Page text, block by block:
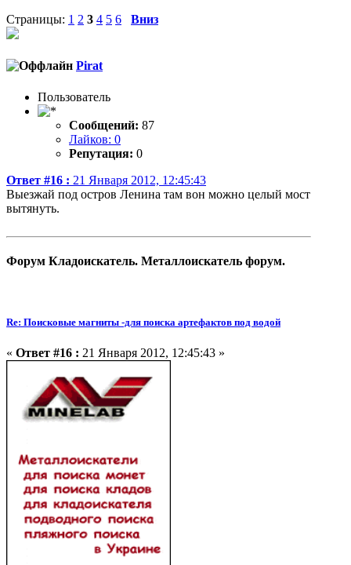
Страницы: 1 2 3 4 5 6 Вниз
Pirat
Пользователь
Сообщений: 87
Лайков: 0
Репутация: 0
Ответ #16 : 21 Января 2012, 12:45:43
Выезжай под остров Ленина там вон можно целый мост
вытянуть.
Форум Кладоискатель. Металлоискатель форум.
Re: Поисковые магниты -для поиска артефактов под водой
« Ответ #16 : 21 Января 2012, 12:45:43 »